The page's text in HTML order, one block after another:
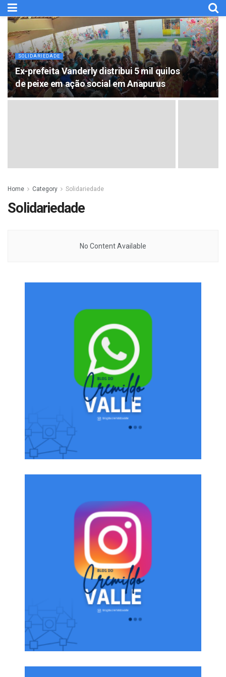
SOLIDARIEDADE
Ex-prefeita Vanderly distribui 5 mil quilos
de peixe em ação social em Anapurus
Home Category Solidariedade
Solidariedade
No Content Available